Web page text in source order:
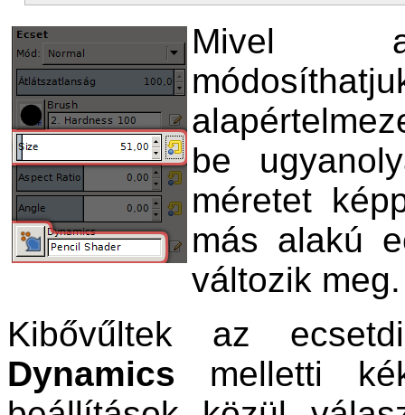
Mivel az
be
méretet
más alakú
változik meg.
Kibővűltek az
Dynamics melletti